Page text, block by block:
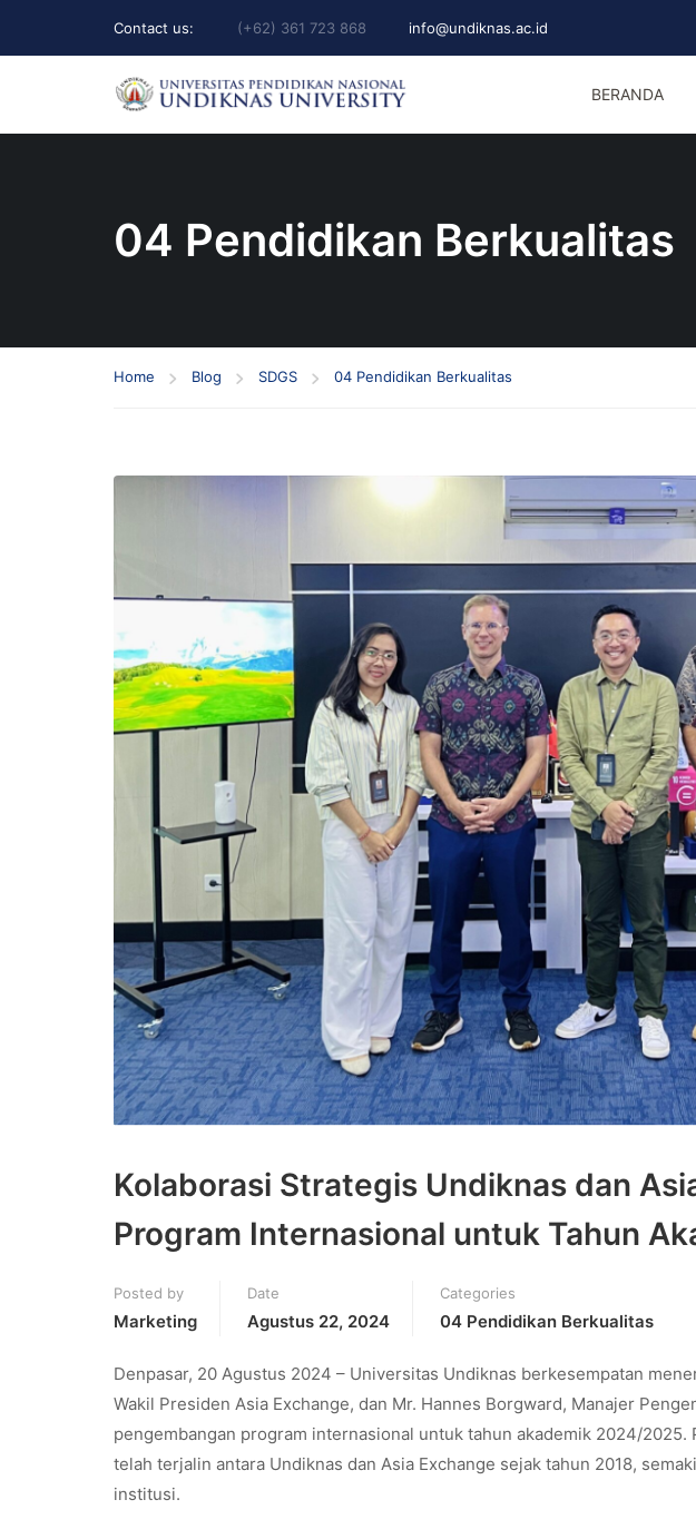
Contact us: (+62) 361 723 868 info@undiknas.ac.id
BERANDA
04 Pendidikan Berkualitas
Home Blog SDGS 04 Pendidikan Berkualitas
Kolaborasi Strategis Undiknas dan
Program Internasional untuk Tahun
Posted by
Marketing
Date
Agustus 22, 2024
Categories
04 Pendidikan Berkualitas
Denpasar, 20 Agustus 2024 – Universitas Undiknas berkesempatan
Wakil Presiden Asia Exchange, dan Mr. Hannes Borgward, Manajer
pengembangan program internasional untuk tahun akademik 2024/
telah terjalin antara Undiknas dan Asia Exchange sejak tahun 2018,
institusi.